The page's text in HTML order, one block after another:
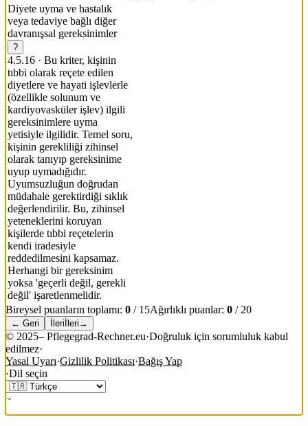
Diyete uyma ve hastalık
veya tedaviye bağlı diğer
davranışsal gereksinimler
?
4.5.16 · Bu kriter, kişinin
tıbbi olarak reçete edilen
diyetlere ve hayati işlevlerle
(özellikle solunum ve
kardiyovasküler işlev) ilgili
gereksinimlere uyma
yetisiyle ilgilidir. Temel soru,
kişinin gerekliliği zihinsel
olarak tanıyıp gereksinime
uyup uymadığıdır.
Uyumsuzluğun doğrudan
müdahale gerektirdiği sıklık
değerlendirilir. Bu, zihinsel
yeteneklerini koruyan
kişilerde tıbbi reçetelerin
kendi iradesiyle
reddedilmesini kapsamaz.
Herhangi bir gereksinim
yoksa 'geçerli değil, gerekli
değil' işaretlenmelidir.
Bireysel puanların toplamı: 0 / 15Ağırlıklı puanlar: 0 / 20
← Geri İleri İleri →
© 2025– Pflegegrad-Rechner.eu·Doğruluk için sorumluluk kabul
edilmez·
Yasal Uyarı·Gizlilik Politikası·Bağış Yap
·Dil seçin